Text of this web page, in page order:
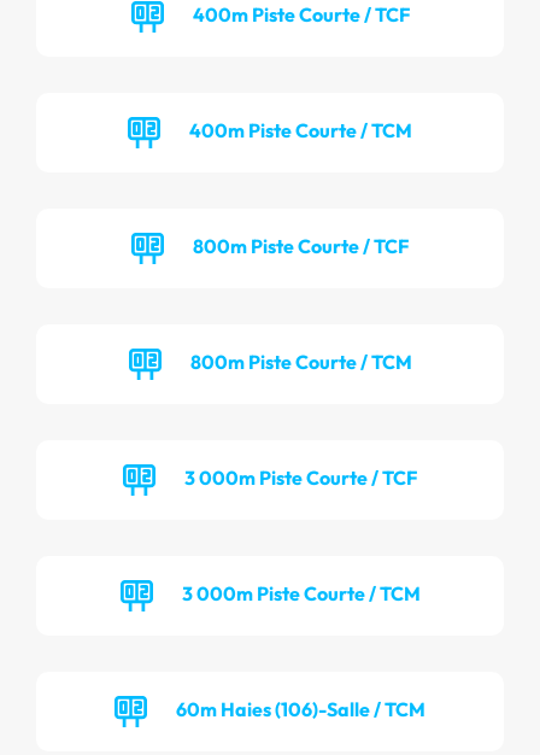
400m Piste Courte / TCF
400m Piste Courte / TCM
800m Piste Courte / TCF
800m Piste Courte / TCM
3 000m Piste Courte / TCF
3 000m Piste Courte / TCM
60m Haies (106)-Salle / TCM